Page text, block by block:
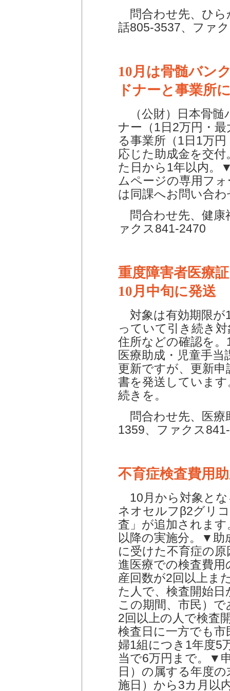
問合わせ先、ひ
話805-3537、ファ
10月は骨髄バン
ドナーと事業所
（公財）日本骨髄
ナー（1日2万円・
る事業所（1日1万
応じた助成金を交
た日から1年以内
ムページの専用フ
は同課へお問い合
問合わせ先、健康
ァクス841-2470
重度障害者医療証
10月中旬に発送
対象は有効期限が
っていて引き続き
住所などの確認を
医療助成・児童手
更新ですが、更新
書を発送していま
続きを。
問合わせ先、医療
1359、ファクス
不育症検査費用
10月から対象とな
ネオセルフβ2グリ
査」が追加されま
以降の実施分。▼
に受けた不育症の
進医療での検査費
産回数が2回以上ま
た人で、検査開始
この期間、市民）
2回以上の人で検査
検査日に一方でも
婦1組につき1年度5
当で6万円まで。▼
日）の属する年度
施日）から3カ月以